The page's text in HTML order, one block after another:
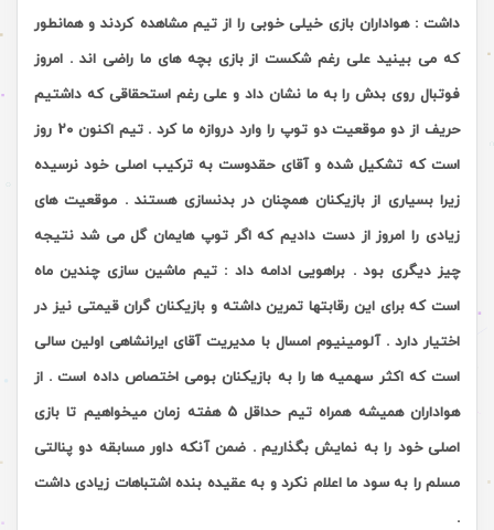
داشت : هواداران بازی خیلی خوبی را از تیم مشاهده کردند و همانطور
که می بینید علی رغم شکست از بازی بچه های ما راضی اند . امروز
فوتبال روی بدش را به ما نشان داد و علی رغم استحقاقی که داشتیم
حریف از دو موقعیت دو توپ را وارد دروازه ما کرد . تیم اکنون 20 روز
است که تشکیل شده و آقای حقدوست به ترکیب اصلی خود نرسیده
زیرا بسیاری از بازیکنان همچنان در بدنسازی هستند . موقعیت های
زیادی را امروز از دست دادیم که اگر توپ هایمان گل می شد نتیجه
چیز دیگری بود . براهویی ادامه داد : تیم ماشین سازی چندین ماه
است که برای این رقابتها تمرین داشته و بازیکنان گران قیمتی نیز در
اختیار دارد . آلومینیوم امسال با مدیریت آقای ایرانشاهی اولین سالی
است که اکثر سهمیه ها را به بازیکنان بومی اختصاص داده است . از
هواداران همیشه همراه تیم حداقل 5 هفته زمان میخواهیم تا بازی
اصلی خود را به نمایش بگذاریم . ضمن آنکه داور مسابقه دو پنالتی
مسلم را به سود ما اعلام نکرد و به عقیده بنده اشتباهات زیادی داشت
.